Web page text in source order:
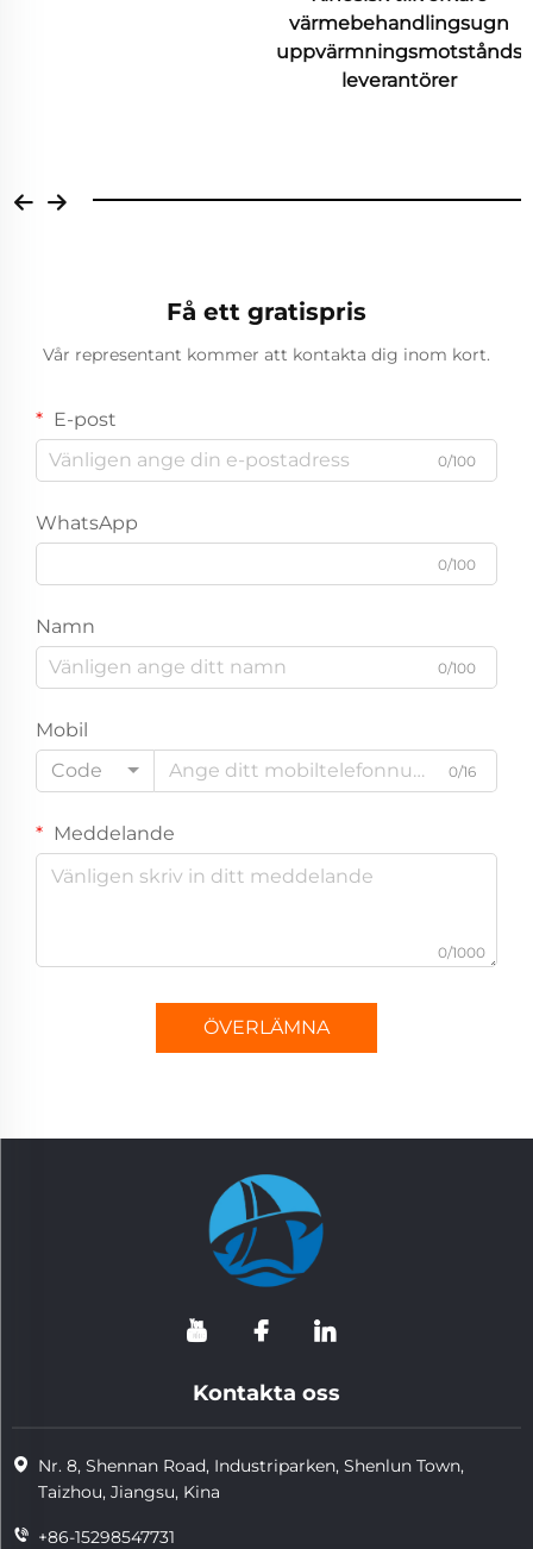
uppvärmningsmotståndstråd
Värmebehandlingsgång
av rostfritt stål
Få ett gratispris
Vår representant kommer att kontakta dig inom kort.
E-post
0/100
WhatsApp
0/100
Namn
0/100
Mobil
Code
0/16
Meddelande
0/1000
ÖVERLÄMNA
Kontakta oss
Nr. 8, Shennan Road, Industriparken, Shenlun Town,
Taizhou, Jiangsu, Kina
+86-15298547731